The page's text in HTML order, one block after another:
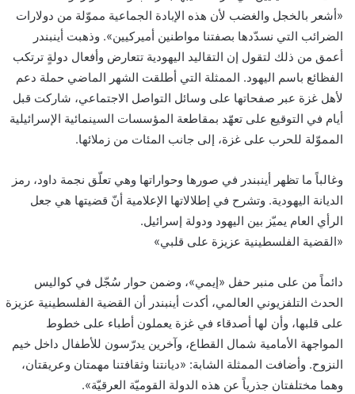
«أشعر بالخجل والغضب لأن هذه الإبادة الجماعية مموّلة من دولارات
الضرائب التي نسدّدها بصفتنا مواطنين أميركيين». وذهبت أينبندر
أعمق من ذلك لتقول إن التقاليد اليهودية تتعارض وأفعال دولةٍ ترتكب
الفظائع باسم اليهود. الممثلة التي أطلقت الشهر الماضي حملة دعم
لأهل غزة عبر صفحاتها على وسائل التواصل الاجتماعي، شاركت قبل
أيام في التوقيع على تعهّد بمقاطعة المؤسسات السينمائية الإسرائيلية
المموّلة للحرب على غزة، إلى جانب المئات من زملائها.
وغالباً ما تظهر أينبندر في صورها وحواراتها وهي تعلّق نجمة داود، رمز
الديانة اليهودية. وتشرح في إطلالاتها الإعلامية أنّ قضيتها هي جعل
الرأي العام يميّز بين اليهود ودولة إسرائيل.
«القضية الفلسطينية عزيزة على قلبي»
دائماً من على منبر حفل «إيمي»، وضمن حوار سُجّل في كواليس
الحدث التلفزيوني العالمي، أكدت أينبندر أن القضية الفلسطينية عزيزة
على قلبها، وأن لها أصدقاء في غزة يعملون أطباء على خطوط
المواجهة الأمامية شمال القطاع، وآخرين يدرّسون للأطفال داخل خيم
النزوح. وأضافت الممثلة الشابة: «ديانتنا وثقافتنا مهمتان وعريقتان،
وهما مختلفتان جذرياً عن هذه الدولة القوميّة العرقيّة».